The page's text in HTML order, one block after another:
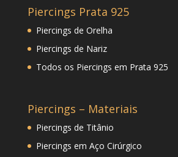
Piercings Prata 925
Piercings de Orelha
Piercings de Nariz
Todos os Piercings em Prata 925
Piercings – Materiais
Piercings de Titânio
Piercings em Aço Cirúrgico